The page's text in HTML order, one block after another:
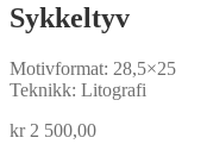
Sykkeltyv
Motivformat: 28,5×25
Teknikk: Litografi
kr2 500,00